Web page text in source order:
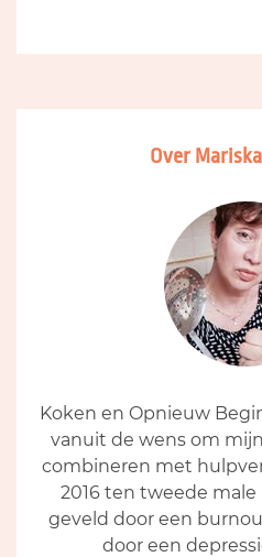
Over
Koken en Opnieuw
vanuit de wens om
combineren met
2016 ten tweede
geveld door een
door een